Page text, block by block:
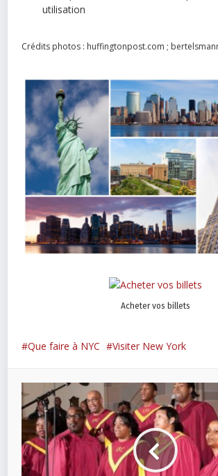
utilisation
Crédits photos : huffingtonpost.com ;
Acheter vos billets
Que faire à NYC Visiter New York